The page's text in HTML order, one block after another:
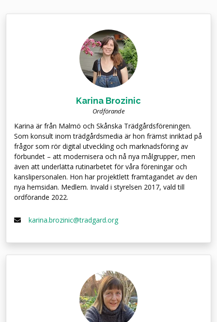
Karina Brozinic
Ordförande
Karina är från Malmö och Skånska Trädgårdsföreningen.
Som konsult inom trädgårdsmedia är hon främst inriktad på
frågor som rör digital utveckling och marknadsföring av
förbundet – att modernisera och nå nya målgrupper, men
även att underlätta rutinarbetet för våra föreningar och
kanslipersonalen. Hon har projektlett framtagandet av den
nya hemsidan. Medlem. Invald i styrelsen 2017, vald till
ordförande 2022.
karina.brozinic@tradgard.org